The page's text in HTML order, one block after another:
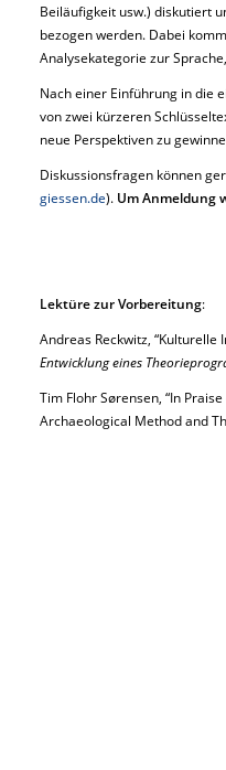
Beiläufigkeit usw.) diskutiert
bezogen werden. Dabei
Analysekategorie zur
Nach einer Einführung in die
von zwei kürzeren
neue Perspektiven zu
Diskussionsfragen können
giessen.de). Um Anmeldung
Lektüre zur Vorbereitung:
Andreas Reckwitz, “Kulturelle
Entwicklung eines
Tim Flohr Sørensen, “In
Archaeological Method and